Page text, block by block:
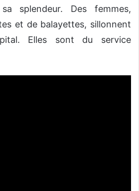
splendeur. Des femmes,
et de balayettes, sillonnent
Elles sont du service